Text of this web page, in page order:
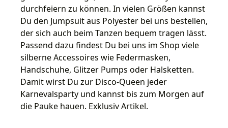
durchfeiern zu können. In vielen Größen kannst
Du den Jumpsuit aus Polyester bei uns bestellen,
der sich auch beim Tanzen bequem tragen lässt.
Passend dazu findest Du bei uns im Shop viele
silberne Accessoires wie Federmasken,
Handschuhe, Glitzer Pumps oder Halsketten.
Damit wirst Du zur Disco-Queen jeder
Karnevalsparty und kannst bis zum Morgen auf
die Pauke hauen. Exklusiv Artikel.